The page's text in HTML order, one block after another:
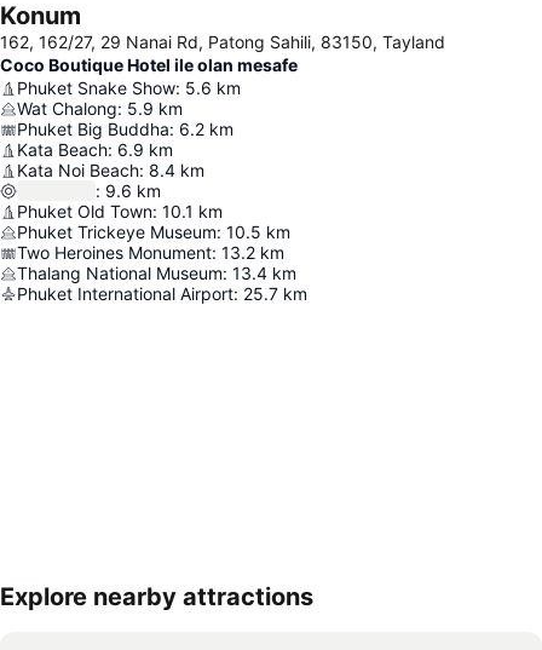
Konum
162, 162/27, 29 Nanai Rd, Patong Sahili, 83150, Tayland
Coco Boutique Hotel ile olan mesafe
Phuket Snake Show: 5.6 km
Wat Chalong: 5.9 km
Phuket Big Buddha: 6.2 km
Kata Beach: 6.9 km
Kata Noi Beach: 8.4 km
: 9.6 km
Phuket Old Town: 10.1 km
Phuket Trickeye Museum: 10.5 km
Two Heroines Monument: 13.2 km
Thalang National Museum: 13.4 km
Phuket International Airport: 25.7 km
Haritayı genişlet
Explore nearby attractions